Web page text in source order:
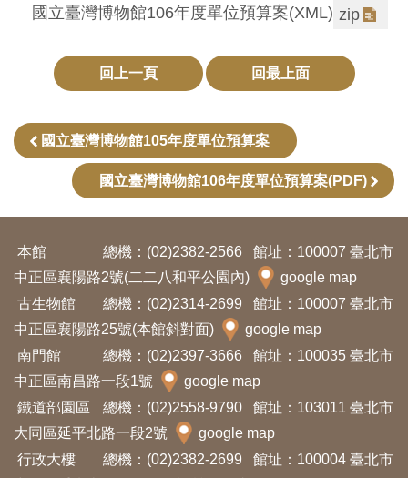
展
教
育
活
動
出
版
文
國立臺灣博物館106年度單位預算案(XML) zip
回上一頁 回最上面
國立臺灣博物館105年度單位預算案
國立臺灣博物館106年度單位預算案(PDF)
本館 總機：(02)2382-2566
館址：100007 臺北市
中正區襄陽路2號(二二八和平公園內)
google map
古生物館
總機：(02)2314-2699
館址：100007 臺北市
中正區襄陽路25號(本館斜對面)
google map
南門館
總機：(02)2397-3666
館址：100035 臺北市
中正區南昌路一段1號
google map
鐵道部園區
總機：(02)2558-9790
館址：103011 臺北市
大同區延平北路一段2號
google map
行政大樓
總機：(02)2382-2699
館址：100004 臺北市